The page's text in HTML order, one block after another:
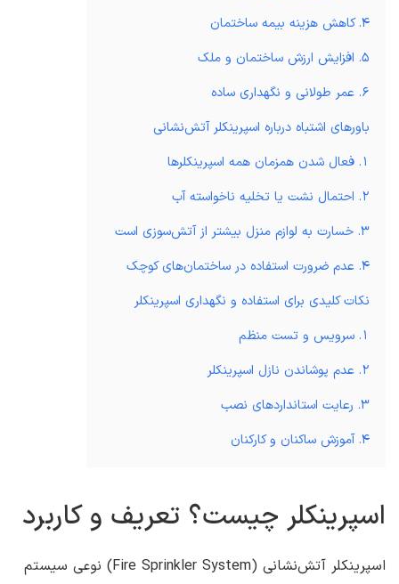
4. کاهش هزینه بیمه ساختمان
5. افزایش ارزش ساختمان و ملک
6. عمر طولانی و نگهداری ساده
باورهای اشتباه درباره اسپرینکلر آتش‌نشانی
1. فعال شدن همزمان همه اسپرینکلرها
2. احتمال نشت یا تخلیه ناخواسته آب
3. خسارت به لوازم منزل بیشتر از آتش‌سوزی است
4. عدم ضرورت استفاده در ساختمان‌های کوچک
نکات کلیدی برای استفاده و نگهداری اسپرینکلر
1. سرویس و تست منظم
2. عدم پوشاندن نازل اسپرینکلر
3. رعایت استانداردهای نصب
4. آموزش ساکنان و کارکنان
اسپرینکلر چیست؟ تعریف و کاربرد
اسپرینکلر آتش‌نشانی (Fire Sprinkler System) نوعی سیستم